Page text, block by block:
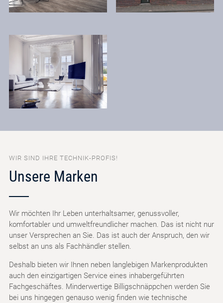
WIR SIND IHRE TECHNIK-PROFIS!
Unsere Marken
Wir möchten Ihr Leben unterhaltsamer, genussvoller,
komfortabler und umweltfreundlicher machen. Das ist nicht nur
unser Versprechen an Sie. Das ist auch der Anspruch, den wir
selbst an uns als Fachhändler stellen.
Deshalb bieten wir Ihnen neben langlebigen Markenprodukten
auch den einzigartigen Service eines inhabergeführten
Fachgeschäftes. Minderwertige Billigschnäppchen werden Sie
bei uns hingegen genauso wenig finden wie technische